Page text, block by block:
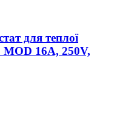
для теплої
MOD 16А, 250V,